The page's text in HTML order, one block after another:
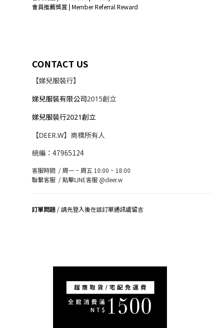
會員推薦獎賞 | Member Referral Reward
CONTACT US
【娣兒服裝行】
娣兒服裝有限公司2015創立
娣兒服裝行2021創立
【DEER.W】商標所有人
統編：47965124
客服時間 / 周一 ~ 周五 10:00 ~ 18:00
聯繫客服 /點擊LINE客服 @deer.w
訂單問題 / 請先登入後在該訂單通訊處留言